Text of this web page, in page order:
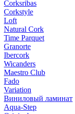
Corksribas
Corkstyle
Loft
Natural Cork
Time Parquet
Granorte
Ibercork
Wicanders
Мaestro Club
Fado
Variation
Виниловый ламинат
Aqua-Step